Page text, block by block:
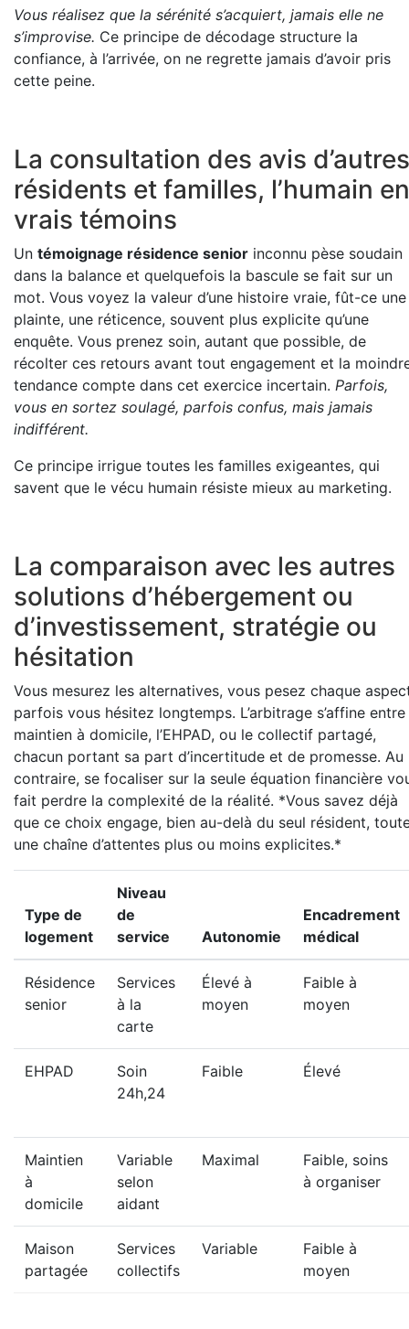
Vous réalisez que la sérénité s’acquiert, jamais elle ne
s’improvise. Ce principe de décodage structure la
confiance, à l’arrivée, on ne regrette jamais d’avoir pris
cette peine.
La consultation des avis d’autres
résidents et familles, l’humain en
vrais témoins
Un témoignage résidence senior inconnu pèse soudain
dans la balance et quelquefois la bascule se fait sur un
mot. Vous voyez la valeur d’une histoire vraie, fût-ce une
plainte, une réticence, souvent plus explicite qu’une
enquête. Vous prenez soin, autant que possible, de
récolter ces retours avant tout engagement et la
tendance compte dans cet exercice incertain. Parfois,
vous en sortez soulagé, parfois confus, mais jamais
indifférent.
Ce principe irrigue toutes les familles exigeantes, qui
savent que le vécu humain résiste mieux au marketing.
La comparaison avec les autres
solutions d’hébergement ou
d’investissement, stratégie ou
hésitation
Vous mesurez les alternatives, vous pesez chaque
parfois vous hésitez longtemps. L’arbitrage s’affine entre
maintien à domicile, l’EHPAD, ou le collectif partagé,
chacun portant sa part d’incertitude et de promesse. Au
contraire, se focaliser sur la seule équation financière
fait perdre la complexité de la réalité. *Vous savez déjà
que ce choix engage, bien au-delà du seul résident,
une chaîne d’attentes plus ou moins explicites.*
Type de
logement
Niveau
de
service
Autonomie
Encadrement
médical
Résidence
senior
Services
à la
carte
Élevé à
moyen
Faible à
moyen
EHPAD
Soin
24h,24
Faible Élevé
Maintien
à
domicile
Variable
selon
aidant
Maximal
Faible, soins
à organiser
Maison
partagée
Services
collectifs
Variable
Faible à
moyen